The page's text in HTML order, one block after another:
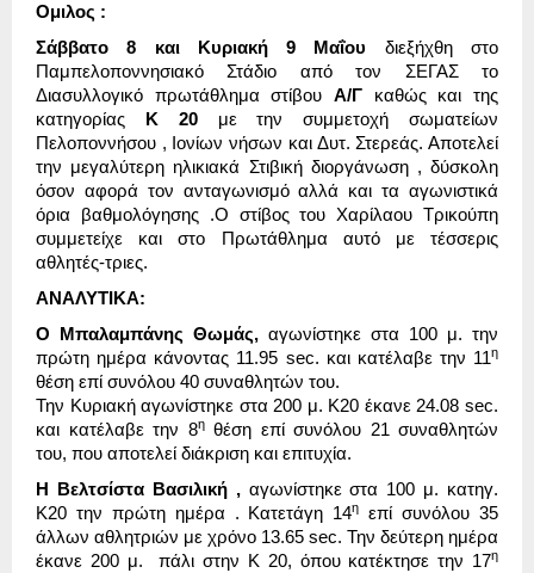
Ομιλος :
Σάββατο 8 και Κυριακή 9 Μαΐου διεξήχθη στο
Παμπελοποννησιακό Στάδιο από τον ΣΕΓΑΣ το
Διασυλλογικό πρωτάθλημα στίβου Α/Γ καθώς και της
κατηγορίας Κ 20με την συμμετοχή σωματείων
Πελοποννήσου , Ιονίων νήσων και Δυτ. Στερεάς. Αποτελεί
την μεγαλύτερη ηλικιακά Στιβική διοργάνωση , δύσκολη
όσον αφορά τον ανταγωνισμό αλλά και τα αγωνιστικά
όρια βαθμολόγησης .Ο στίβος του Χαρίλαου Τρικούπη
συμμετείχε και στο Πρωτάθλημα αυτό με τέσσερις
αθλητές-τριες.
ΑΝΑΛΥΤΙΚΑ:
Ο Μπαλαμπάνης Θωμάς, αγωνίστηκε στα 100 μ. την
πρώτη ημέρα κάνοντας 11.95 sec. και κατέλαβε την 11η
θέση επί συνόλου 40 συναθλητών του.
Την Κυριακή αγωνίστηκε στα 200 μ. Κ20 έκανε 24.08 sec.
και κατέλαβε την 8ηθέση επί συνόλου 21 συναθλητών
του, που αποτελεί διάκριση και επιτυχία.
Η Βελτσίστα Βασιλική ,αγωνίστηκε στα 100 μ. κατηγ.
K20 την πρώτη ημέρα . Κατετάγη 14η
επί συνόλου 35
άλλων αθλητριών με χρόνο 13.65 sec. Την δεύτερη ημέρα
έκανε 200 μ. πάλι στην Κ 20, όπου κατέκτησε την 17η